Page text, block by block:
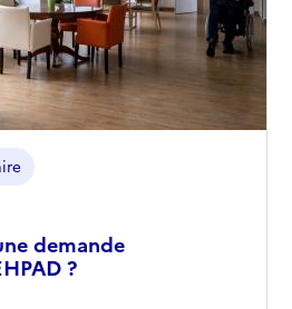
demande
?